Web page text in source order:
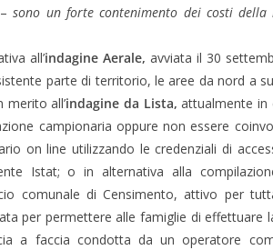
–sono un forte contenimento dei costi della
all’indagine Aerale, avviata il 30
parte di territorio, le aree da nord a
all’indagine da Lista,attualmente in
campionaria oppure non essere
on line utilizzando le credenziali di
Istat; o in alternativa alla
comunale di Censimento, attivo per
per permettere alle famiglie di effettuare
a faccia condotta da un operatore